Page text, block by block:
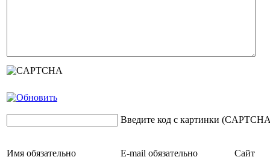
Введите код с картинки
Имя обязательно E-mail обязательно Сайт